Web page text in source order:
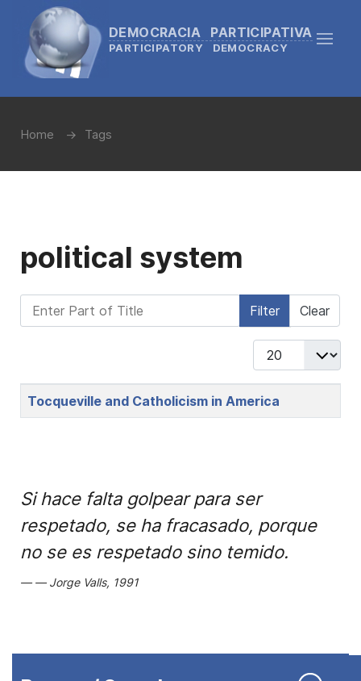
DEMOCRACIA PARTICIPATIVA
PARTICIPATORY DEMOCRACY
Home Tags
political system
Enter Part of Title Filter Clear
Display #
Title
Tocqueville and Catholicism in America
Si hace falta golpear para ser
respetado, se ha fracasado, porque
no se es respetado sino temido.
Jorge Valls, 1991